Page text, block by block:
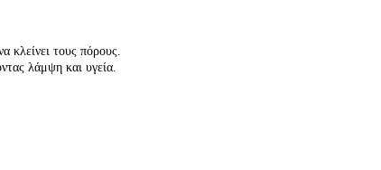
κλείνει τους πόρους.
λάμψη και υγεία.